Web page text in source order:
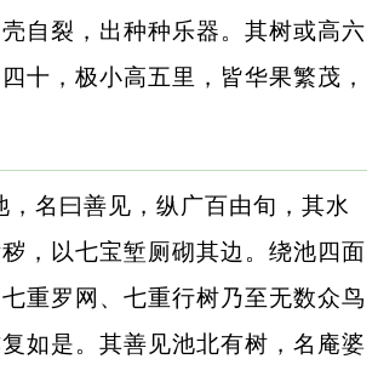
自裂，出种种乐器。其树或高六
十，极小高五里，皆华果繁茂，
，名曰善见，纵广百由旬，其水
，以七宝堑厕砌其边。绕池四面
重罗网、七重行树乃至无数众鸟
如是。其善见池北有树，名庵婆